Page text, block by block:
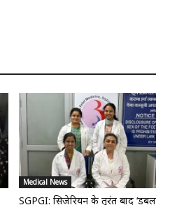
Medical News
SGPGI: सिजेरियन के तुरंत बाद ‘डबल